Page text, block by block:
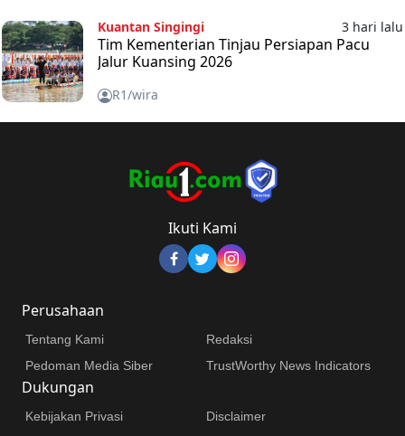
Kuantan Singingi 3 hari lalu
Tim Kementerian Tinjau Persiapan Pacu
Jalur Kuansing 2026
R1/wira
Ikuti Kami
Perusahaan
Tentang Kami
Redaksi
Pedoman Media Siber
TrustWorthy News Indicators
Dukungan
Kebijakan Privasi
Disclaimer